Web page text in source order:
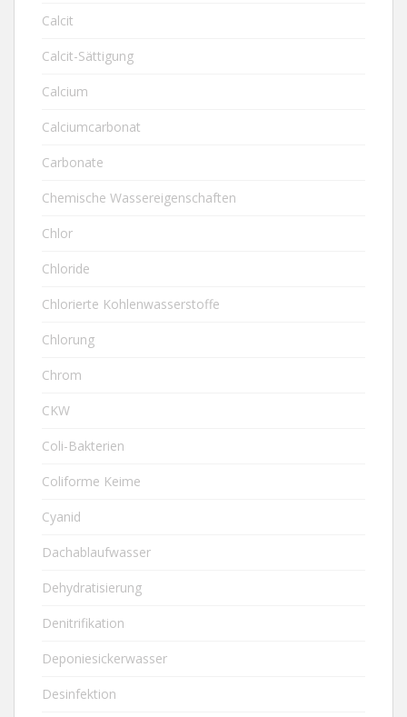
Calcit
Calcit-Sättigung
Calcium
Calciumcarbonat
Carbonate
Chemische Wassereigenschaften
Chlor
Chloride
Chlorierte Kohlenwasserstoffe
Chlorung
Chrom
CKW
Coli-Bakterien
Coliforme Keime
Cyanid
Dachablaufwasser
Dehydratisierung
Denitrifikation
Deponiesickerwasser
Desinfektion